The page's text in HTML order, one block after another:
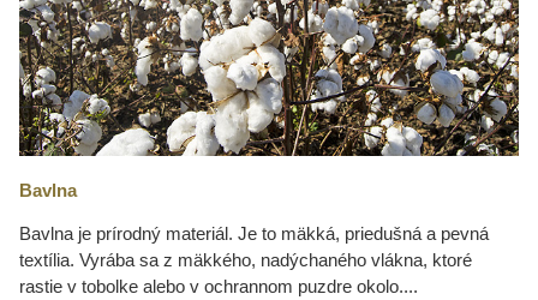
Bavlna
Bavlna je prírodný materiál. Je to mäkká, priedušná a pevná
textília. Vyrába sa z mäkkého, nadýchaného vlákna, ktoré
rastie v tobolke alebo v ochrannom puzdre okolo....